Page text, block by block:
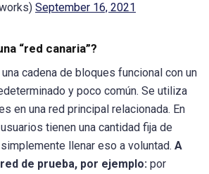
September 16, 2021
“red canaria”?
una cadena de bloques funcional con un
y poco común. Se utiliza
en una red principal relacionada. En
tienen una cantidad fija de
llenar eso a voluntad. A
de prueba, por ejemplo: por